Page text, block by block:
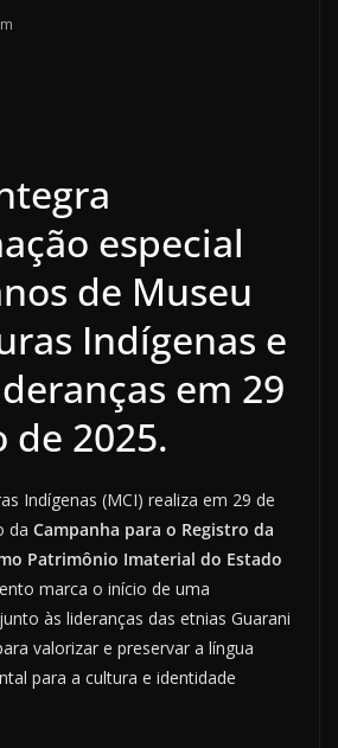
especial
de Museu
Indígenas e
em 29
2025.
Indígenas (MCI) realiza em 29 de
da Campanha para o Registro da
Patrimônio Imaterial do Estado
marca o início de uma
às lideranças das etnias Guarani
valorizar e preservar a língua
para a cultura e identidade